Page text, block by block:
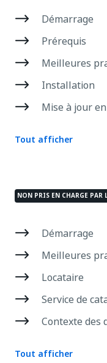
Démarrage
Prérequis
Meilleures
Installation
Mise à jour
Tout afficher
NON PRIS EN CHARGE PAR
Démarrage
Meilleures
Locataire
Service de
Contexte des
Tout afficher